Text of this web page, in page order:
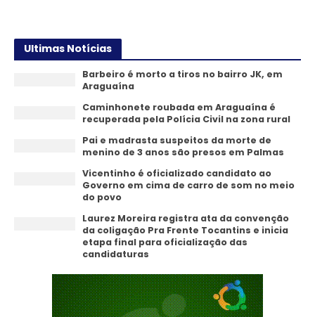
Ultimas Notícias
Barbeiro é morto a tiros no bairro JK, em
Araguaína
Caminhonete roubada em Araguaína é
recuperada pela Polícia Civil na zona rural
Pai e madrasta suspeitos da morte de
menino de 3 anos são presos em Palmas
Vicentinho é oficializado candidato ao
Governo em cima de carro de som no meio
do povo
Laurez Moreira registra ata da convenção
da coligação Pra Frente Tocantins e inicia
etapa final para oficialização das
candidaturas